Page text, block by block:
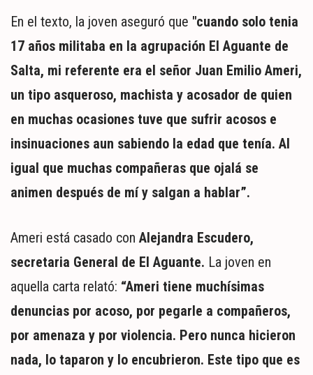
En el texto, la joven aseguró que "cuando solo tenia
17 años militaba en la agrupación El Aguante de
Salta, mi referente era el señor Juan Emilio Ameri,
un tipo asqueroso, machista y acosador de quien
en muchas ocasiones tuve que sufrir acosos e
insinuaciones aun sabiendo la edad que tenía. Al
igual que muchas compañeras que ojalá se
animen después de mí y salgan a hablar”.
Ameri está casado con Alejandra Escudero,
secretaria General de El Aguante. La joven en
aquella carta relató: “Ameri tiene muchísimas
denuncias por acoso, por pegarle a compañeros,
por amenaza y por violencia. Pero nunca hicieron
nada, lo taparon y lo encubrieron. Este tipo que es